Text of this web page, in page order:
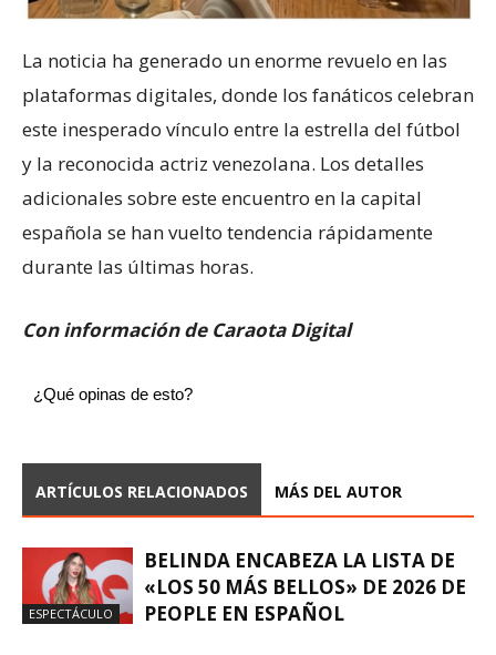
La noticia ha generado un enorme revuelo en las
plataformas digitales, donde los fanáticos celebran
este inesperado vínculo entre la estrella del fútbol
y la reconocida actriz venezolana. Los detalles
adicionales sobre este encuentro en la capital
española se han vuelto tendencia rápidamente
durante las últimas horas.
Con información de Caraota Digital
¿Qué opinas de esto?
ARTÍCULOS RELACIONADOS MÁS DEL AUTOR
ESPECTÁCULO
BELINDA ENCABEZA LA LISTA DE
«LOS 50 MÁS BELLOS» DE 2026 DE
PEOPLE EN ESPAÑOL